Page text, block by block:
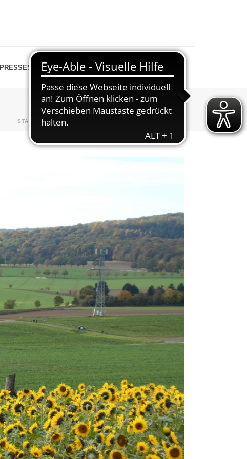
PRESSESPIEGEL SHOP
STARTSEITE»ABTEILUNGEN